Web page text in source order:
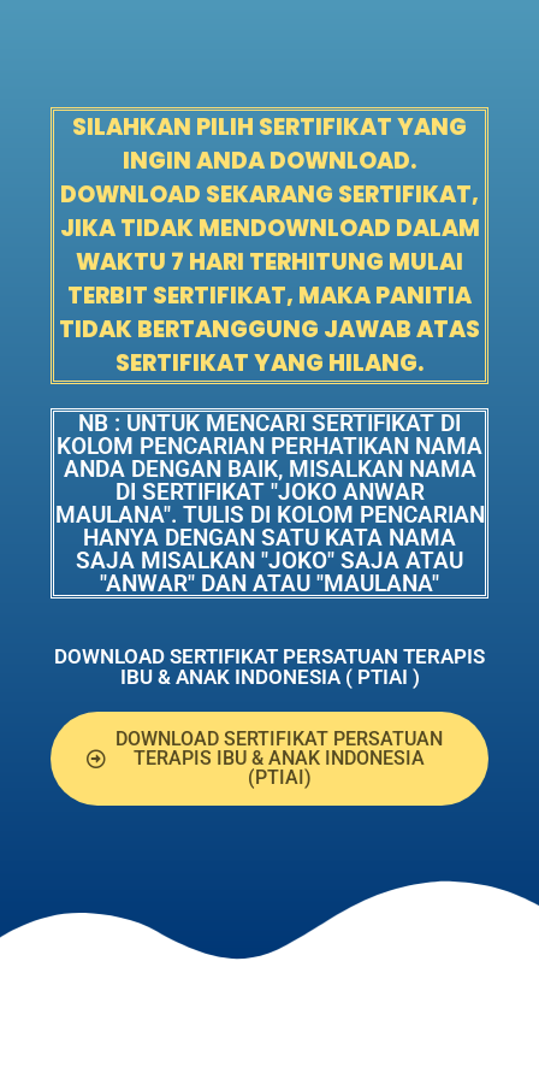
SILAHKAN PILIH SERTIFIKAT YANG
INGIN ANDA DOWNLOAD.
DOWNLOAD SEKARANG SERTIFIKAT,
JIKA TIDAK MENDOWNLOAD DALAM
WAKTU 7 HARI TERHITUNG MULAI
TERBIT SERTIFIKAT, MAKA PANITIA
TIDAK BERTANGGUNG JAWAB ATAS
SERTIFIKAT YANG HILANG.
NB : UNTUK MENCARI SERTIFIKAT DI
KOLOM PENCARIAN PERHATIKAN NAMA
ANDA DENGAN BAIK, MISALKAN NAMA
DI SERTIFIKAT "JOKO ANWAR
MAULANA". TULIS DI KOLOM PENCARIAN
HANYA DENGAN SATU KATA NAMA
SAJA MISALKAN "JOKO" SAJA ATAU
"ANWAR" DAN ATAU "MAULANA"
DOWNLOAD SERTIFIKAT PERSATUAN TERAPIS
IBU & ANAK INDONESIA ( PTIAI )
DOWNLOAD SERTIFIKAT PERSATUAN
TERAPIS IBU & ANAK INDONESIA
(PTIAI)